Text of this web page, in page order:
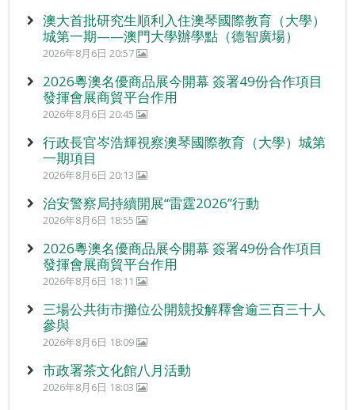
澳大首批研究生順利入住澳琴國際教育（大學）
城第一期——澳門大學辦學點（德智廣場）
2026年8月6日 20:57
2026粵澳名優商品展今開幕 簽署49份合作項目
發揮會展商貿平台作用
2026年8月6日 20:45
行政長官岑浩輝視察澳琴國際教育（大學）城第
一期項目
2026年8月6日 20:13
治安警察局持續開展“雷霆2026”行動
2026年8月6日 18:55
2026粵澳名優商品展今開幕 簽署49份合作項目
發揮會展商貿平台作用
2026年8月6日 18:11
三場公共街市攤位公開競投解釋會逾三百三十人
參與
2026年8月6日 18:09
市政署茶文化館八月活動
2026年8月6日 18:03